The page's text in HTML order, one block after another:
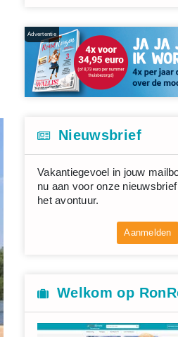
Advertentie
Nieuwsbrief
Vakantiegevoel in jouw
nu aan voor onze
het avontuur.
Aanmelden
Welkom op